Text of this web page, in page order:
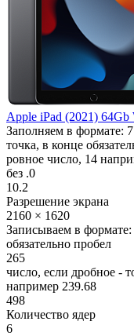
Apple iPad (2021)
Заполняем в формате:
точка, в конце
ровное число, 14
без .0
10.2
Разрешение экрана
2160 × 1620
Записываем в
обязательно пробел
265
число, если дробное -
например 239.68
498
Количество ядер
6